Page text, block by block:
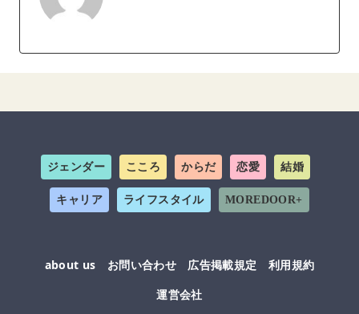
ジェンダー こころ からだ 恋愛 結婚
キャリア ライフスタイル MOREDOOR+
about us お問い合わせ 広告掲載規定
利用規約
運営会社